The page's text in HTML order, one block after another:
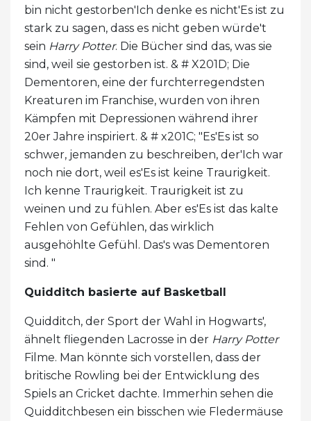
bin nicht gestorben'Ich denke es nicht'Es ist zu
stark zu sagen, dass es nicht geben würde't
sein Harry Potter. Die Bücher sind das, was sie
sind, weil sie gestorben ist. & # X201D; Die
Dementoren, eine der furchterregendsten
Kreaturen im Franchise, wurden von ihren
Kämpfen mit Depressionen während ihrer
20er Jahre inspiriert. & # x201C; "Es'Es ist so
schwer, jemanden zu beschreiben, der'Ich war
noch nie dort, weil es'Es ist keine Traurigkeit.
Ich kenne Traurigkeit. Traurigkeit ist zu
weinen und zu fühlen. Aber es'Es ist das kalte
Fehlen von Gefühlen, das wirklich
ausgehöhlte Gefühl. Das's was Dementoren
sind. "
Quidditch basierte auf Basketball
Quidditch, der Sport der Wahl in Hogwarts',
ähnelt fliegenden Lacrosse in der Harry Potter
Filme. Man könnte sich vorstellen, dass der
britische Rowling bei der Entwicklung des
Spiels an Cricket dachte. Immerhin sehen die
Quidditchbesen ein bisschen wie Fledermäuse